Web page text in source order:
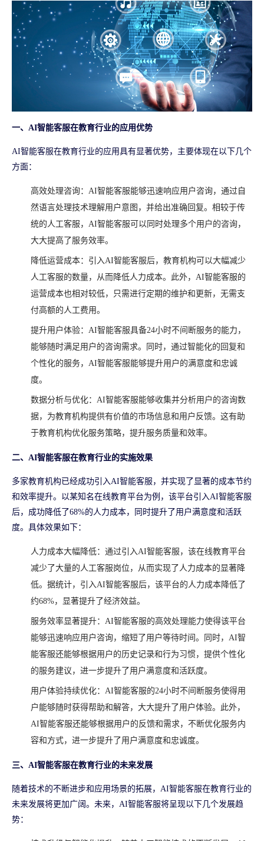
一、AI智能客服在教育行业的应用优势
AI智能客服在教育行业的应用具有显著优势，主要体现在以下几个
方面：
高效处理咨询：AI智能客服能够迅速响应用户咨询，通过自
然语言处理技术理解用户意图，并给出准确回复。相较于传
统的人工客服，AI智能客服可以同时处理多个用户的咨询，
大大提高了服务效率。
降低运营成本：引入AI智能客服后，教育机构可以大幅减少
人工客服的数量，从而降低人力成本。此外，AI智能客服的
运营成本也相对较低，只需进行定期的维护和更新，无需支
付高额的人工费用。
提升用户体验：AI智能客服具备24小时不间断服务的能力，
能够随时满足用户的咨询需求。同时，通过智能化的回复和
个性化的服务，AI智能客服能够提升用户的满意度和忠诚
度。
数据分析与优化：AI智能客服能够收集并分析用户的咨询数
据，为教育机构提供有价值的市场信息和用户反馈。这有助
于教育机构优化服务策略，提升服务质量和效率。
二、AI智能客服在教育行业的实施效果
多家教育机构已经成功引入AI智能客服，并实现了显著的成本节约
和效率提升。以某知名在线教育平台为例，该平台引入AI智能客服
后，成功降低了68%的人力成本，同时提升了用户满意度和活跃
度。具体效果如下：
人力成本大幅降低：通过引入AI智能客服，该在线教育平台
减少了大量的人工客服岗位，从而实现了人力成本的显著降
低。据统计，引入AI智能客服后，该平台的人力成本降低了
约68%，显著提升了经济效益。
服务效率显著提升：AI智能客服的高效处理能力使得该平台
能够迅速响应用户咨询，缩短了用户等待时间。同时，AI智
能客服还能够根据用户的历史记录和行为习惯，提供个性化
的服务建议，进一步提升了用户满意度和活跃度。
用户体验持续优化：AI智能客服的24小时不间断服务使得用
户能够随时获得帮助和解答，大大提升了用户体验。此外，
AI智能客服还能够根据用户的反馈和需求，不断优化服务内
容和方式，进一步提升了用户满意度和忠诚度。
三、AI智能客服在教育行业的未来发展
随着技术的不断进步和应用场景的拓展，AI智能客服在教育行业的
未来发展将更加广阔。未来，AI智能客服将呈现以下几个发展趋
势：